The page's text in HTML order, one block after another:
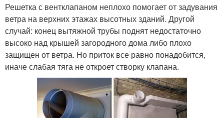
Решетка с вентклапаном неплохо помогает от задувания
ветра на верхних этажах высотных зданий. Другой
случай: конец вытяжной трубы поднят недостаточно
высоко над крышей загородного дома либо плохо
защищен от ветра. Но приток все равно понадобится,
иначе слабая тяга не откроет створку клапана.